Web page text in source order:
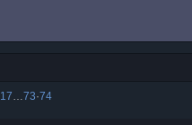
17 73·74